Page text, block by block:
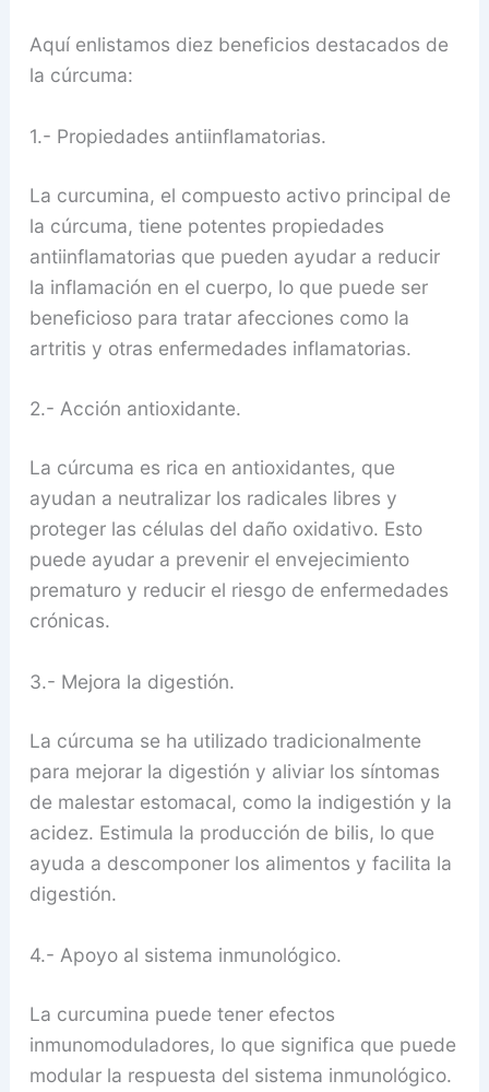
Aquí enlistamos diez beneficios destacados de
la cúrcuma:
1.- Propiedades antiinflamatorias.
La curcumina, el compuesto activo principal de
la cúrcuma, tiene potentes propiedades
antiinflamatorias que pueden ayudar a reducir
la inflamación en el cuerpo, lo que puede ser
beneficioso para tratar afecciones como la
artritis y otras enfermedades inflamatorias.
2.- Acción antioxidante.
La cúrcuma es rica en antioxidantes, que
ayudan a neutralizar los radicales libres y
proteger las células del daño oxidativo. Esto
puede ayudar a prevenir el envejecimiento
prematuro y reducir el riesgo de enfermedades
crónicas.
3.- Mejora la digestión.
La cúrcuma se ha utilizado tradicionalmente
para mejorar la digestión y aliviar los síntomas
de malestar estomacal, como la indigestión y la
acidez. Estimula la producción de bilis, lo que
ayuda a descomponer los alimentos y facilita la
digestión.
4.- Apoyo al sistema inmunológico.
La curcumina puede tener efectos
inmunomoduladores, lo que significa que puede
modular la respuesta del sistema inmunológico.